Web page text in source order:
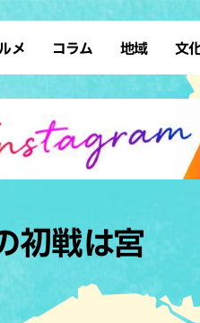
ツ サウナ
ソロ活
ドライブ
公園
沖縄の海
メ
スニック イタリアン
フェ カレー
すし・魚料
コライス テイクアウ
バイキング フレンチ
コラム 地域
先島諸島
南部離島
文
復
初戦は宮